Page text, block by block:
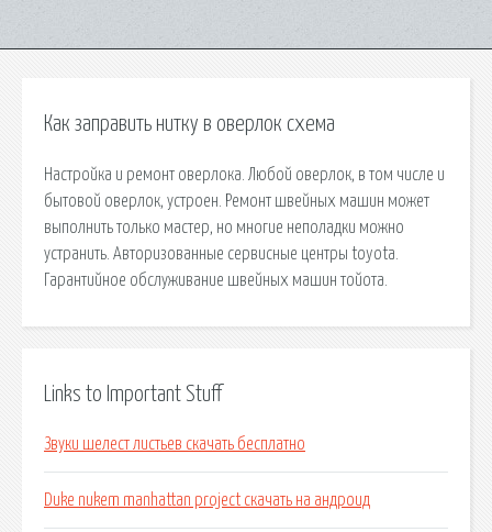
Как заправить нитку в оверлок схема
Настройка и ремонт оверлока. Любой оверлок, в том числе и
бытовой оверлок, устроен. Ремонт швейных машин может
выполнить только мастер, но многие неполадки можно
устранить. Авторизованные сервисные центры toyota.
Гарантийное обслуживание швейных машин тойота.
Links to Important Stuff
Звуки шелест листьев скачать бесплатно
Duke nukem manhattan project скачать на андроид